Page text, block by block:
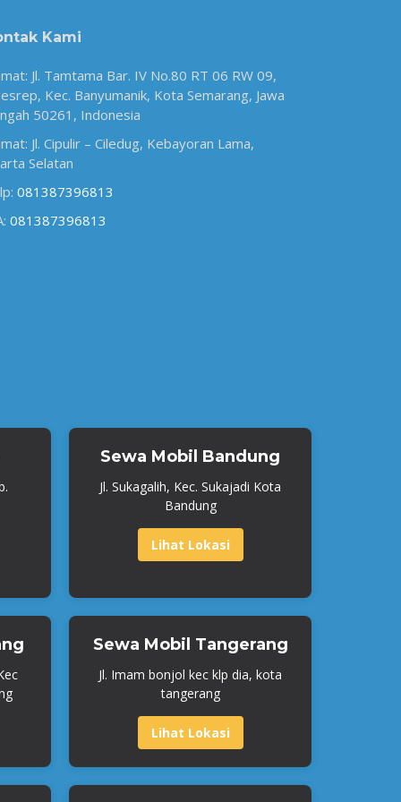
Kami
Jl. Tamtama Bar. IV No.80 RT 06 RW 09,
Kec. Banyumanik, Kota Semarang, Jawa
50261, Indonesia
Jl. Cipulir – Ciledug, Kebayoran Lama,
Selatan
081387396813
081387396813
Sewa Mobil Bandung
Jl. Sukagalih, Kec. Sukajadi Kota
Bandung
Lihat Lokasi
Sewa Mobil Tangerang
Jl. Imam bonjol kec klp dia, kota
tangerang
Lihat Lokasi